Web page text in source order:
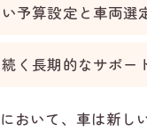
予算設定と車両選
く長期的なサポー
おいて、車は新し